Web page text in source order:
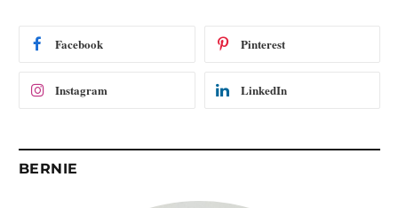
Facebook Pinterest
Instagram LinkedIn
BERNIE